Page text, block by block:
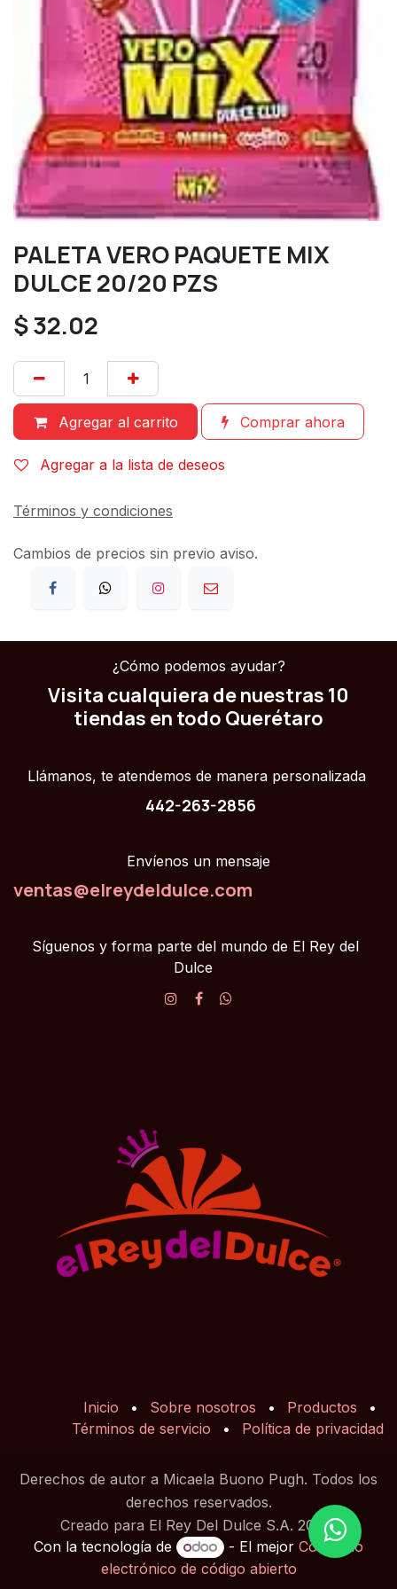
PALETA VERO PAQUETE MIX
DULCE 20/20 PZS
$32.02
Agregar al carrito Comprar ahora
Agregar a la lista de deseos
Términos y condiciones
Cambios de precios sin previo aviso.
¿Cómo podemos ayudar?
Visita cualquiera de nuestras 10
tiendas en todo Querétaro
Llámanos, te atendemos de manera personalizada
442-263-2856
Envíenos un mensaje
ventas@elreydeldulce.com
Síguenos y forma parte del mundo de El Rey del
Dulce
Inicio • Sobre nosotros • Productos
•
Términos de servicio
• Política de privacidad
Derechos de autor a Micaela Buono Pugh. Todos los
derechos reservados.
Creado para El Rey Del Dulce S.A. 2025
Con la tecnología de
- El mejorComercio
electrónico de código abierto